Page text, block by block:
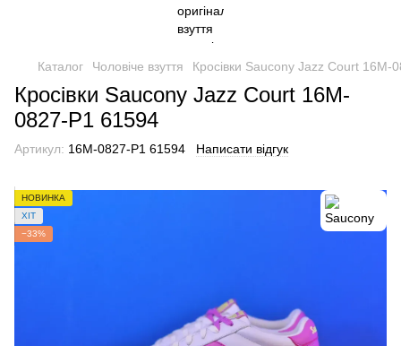
Каталог Чоловіче взуття Кросівки Saucony Jazz Court 16M-
Кросівки Saucony Jazz Court 16M-
0827-P1 61594
Артикул: 16M-0827-P1 61594 Написати відгук
НОВИНКА
ХІТ
−33%